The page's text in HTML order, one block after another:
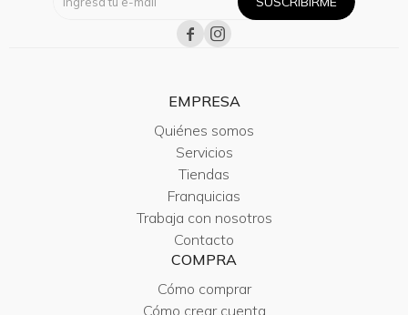
 
EMPRESA
Quiénes somos
Servicios
Tiendas
Franquicias
Trabaja con nosotros
Contacto
COMPRA
Cómo comprar
Cómo crear cuenta